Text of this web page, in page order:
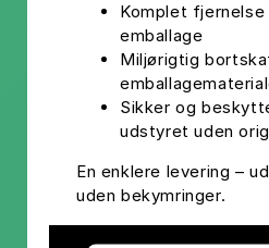
Komplet fjernelse
emballage
Miljørigtig
Sikker og
udstyret uden
En enklere levering –
uden bekymringer.